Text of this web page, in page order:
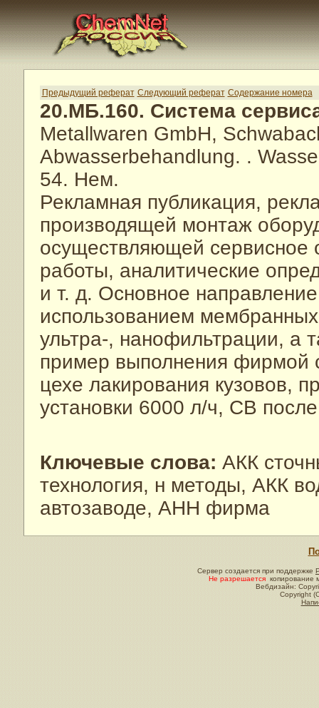
Предыдущий реферат Следующий реферат Содержание номера
20.МБ.160. Система
Metallwaren GmbH,
Abwasserbehandlung. .
54. Нем.
Рекламная публикация,
производящей монтаж
осуществляющей сервисное
работы, аналитические
и т. д. Основное
использованием
ультра-, нанофильтрации, а
пример выполнения фирмой
цехе лакирования кузовов,
установки 6000 л/ч, СВ
Ключевые слова: АКК
технология, н методы, АКК
автозаводе, АНН фирма
Сервер создается при поддержке
Не разрешается копирование
Вебдизайн:
Copyright